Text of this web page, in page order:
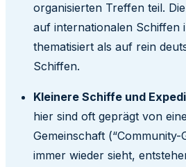
organisierten Treffen teil.
auf internationalen Schiffen
thematisiert als auf rein
Schiffen.
Kleinere Schiffe und
hier sind oft geprägt von
Gemeinschaft
immer wieder sieht,